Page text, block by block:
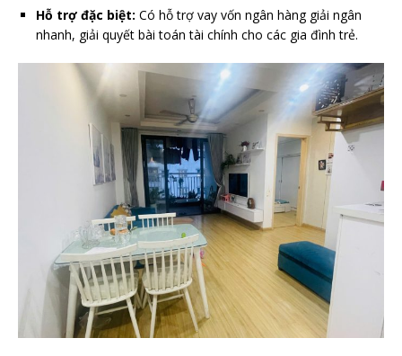
Hỗ trợ đặc biệt: Có hỗ trợ vay vốn ngân hàng giải ngân
nhanh, giải quyết bài toán tài chính cho các gia đình trẻ.